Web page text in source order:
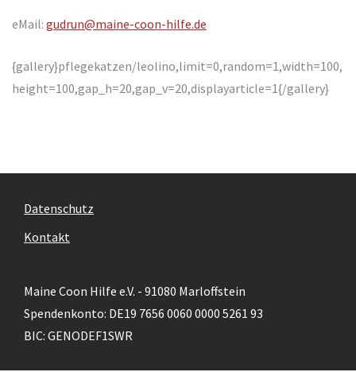
eMail: gudrun@maine-coon-hilfe.de
{gallery}pflegekatzen/leolino,limit=0,random=1,width=100,
height=100,gap_h=20,gap_v=20,displayarticle=1{/gallery}
Datenschutz
Kontakt
Maine Coon Hilfe e.V. - 91080 Marloffstein
Spendenkonto: DE19 7656 0060 0000 5261 93
BIC: GENODEF1SWR